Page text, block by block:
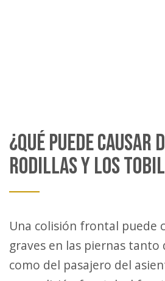
¿QUÉ PUEDE CAUSAR
RODILLAS Y LOS
Una colisión frontal puede causar daños
graves en las piernas
como del pasajero del